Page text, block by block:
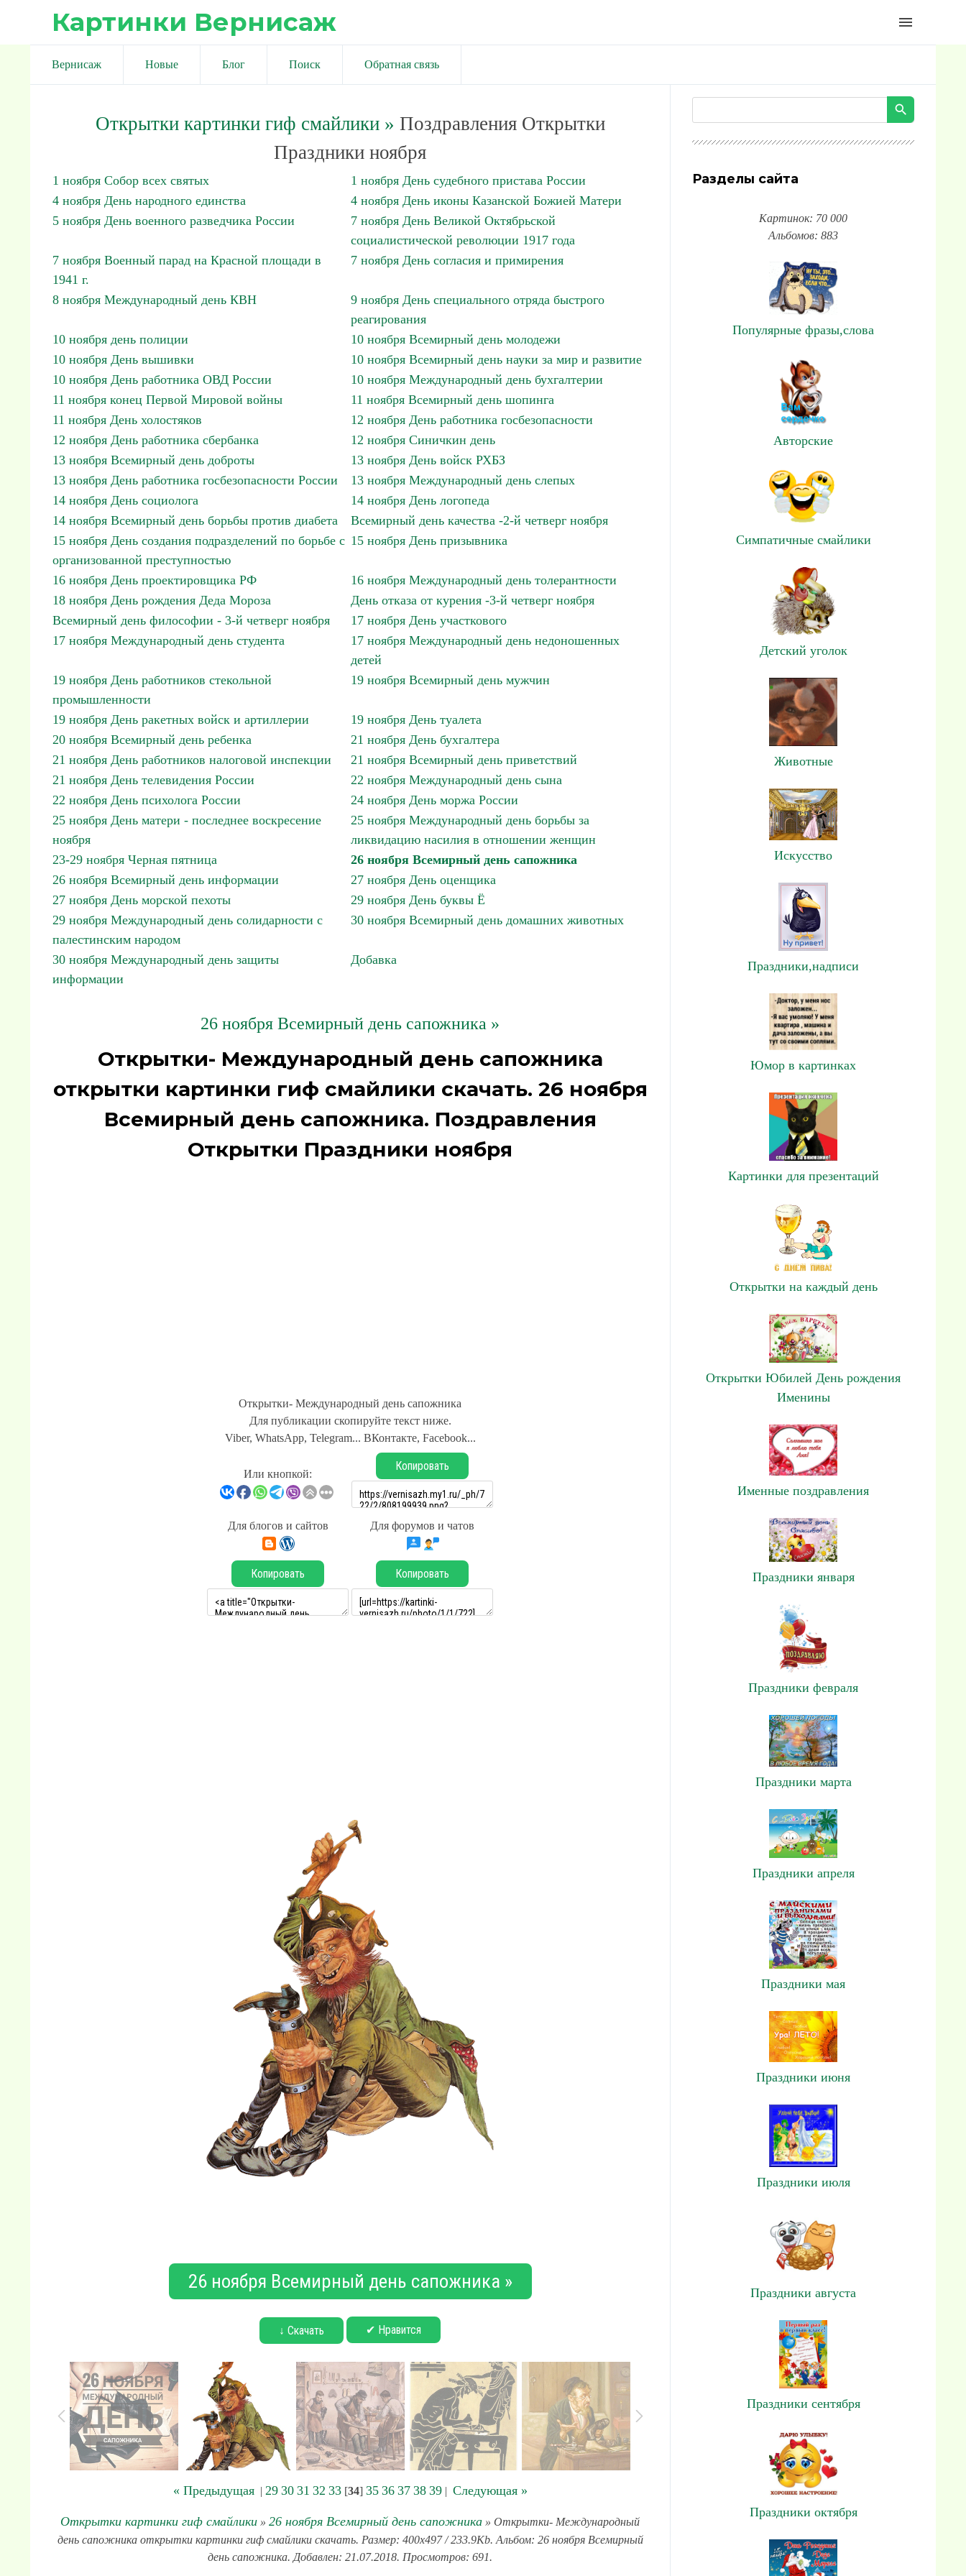
Картинки Вернисаж menu
Вернисаж Новые Блог Поиск Обратная связь
Открытки картинки гиф смайлики» Поздравления Открытки
Праздники ноября
1 ноября Собор всех святых
1 ноября День судебного пристава России
4 ноября День народного единства
4 ноября День иконы Казанской Божией Матери
5 ноября День военного разведчика России
7 ноября День Великой Октябрьской
социалистической революции 1917 года
7 ноября Военный парад на Красной площади в
1941 г.
7 ноября День согласия и примирения
8 ноября Международный день КВН
9 ноября День специального отряда быстрого
реагирования
10 ноября день полиции
10 ноября Всемирный день молодежи
10 ноября День вышивки
10 ноября Всемирный день науки за мир и развитие
10 ноября День работника ОВД России
10 ноября Международный день бухгалтерии
11 ноября конец Первой Мировой войны
11 ноября Всемирный день шопинга
11 ноября День холостяков
12 ноября День работника госбезопасности
12 ноября День работника сбербанка
12 ноября Синичкин день
13 ноября Всемирный день доброты
13 ноября День войск РХБЗ
13 ноября День работника госбезопасности России
13 ноября Международный день слепых
14 ноября День социолога
14 ноября День логопеда
14 ноября Всемирный день борьбы против диабета
Всемирный день качества -2-й четверг ноября
15 ноября День создания подразделений по борьбе с
организованной преступностью
15 ноября День призывника
16 ноября День проектировщика РФ
16 ноября Международный день толерантности
18 ноября День рождения Деда Мороза
День отказа от курения -3-й четверг ноября
Всемирный день философии - 3-й четверг ноября
17 ноября День участкового
17 ноября Международный день студента
17 ноября Международный день недоношенных
детей
19 ноября День работников стекольной
промышленности
19 ноября Всемирный день мужчин
19 ноября День ракетных войск и артиллерии
19 ноября День туалета
20 ноября Всемирный день ребенка
21 ноября День бухгалтера
21 ноября День работников налоговой инспекции
21 ноября Всемирный день приветствий
21 ноября День телевидения России
22 ноября Международный день сына
22 ноября День психолога России
24 ноября День моржа России
25 ноября День матери - последнее воскресение
ноября
25 ноября Международный день борьбы за
ликвидацию насилия в отношении женщин
23-29 ноября Черная пятница
26 ноября Всемирный день сапожника
26 ноября Всемирный день информации
27 ноября День оценщика
27 ноября День морской пехоты
29 ноября День буквы Ё
29 ноября Международный день солидарности с
палестинским народом
30 ноября Всемирный день домашних животных
30 ноября Международный день защиты
информации
Добавка
26 ноября Всемирный день сапожника »
Открытки- Международный день сапожника
открытки картинки гиф смайлики скачать. 26 ноября
Всемирный день сапожника. Поздравления
Открытки Праздники ноября
Открытки- Международный день сапожника
Для публикации скопируйте текст ниже.
Viber, WhatsApp, Telegram... ВКонтакте, Facebook...
Или кнопкой:
Копировать
Для блогов и сайтов Для форумов и чатов
Копировать Копировать
26 ноября Всемирный день сапожника »
↓ Скачать ✔ Нравится
« Предыдущая| 29 30 31 32 33[34] 35 36 37 38 39| Следующая »
Открытки картинки гиф смайлики » 26 ноября Всемирный день сапожника » Открытки- Международный
день сапожника открытки картинки гиф смайлики скачать. Размер: 400x497 / 233.9Kb. Альбом: 26 ноября Всемирный
день сапожника. Добавлен: 21.07.2018. Просмотров: 691.
Разделы сайта
Картинок: 70 000
Альбомов: 883
Популярные фразы,слова
Авторские
Симпатичные смайлики
Детский уголок
Животные
Искусство
Праздники,надписи
Юмор в картинках
Картинки для презентаций
Открытки на каждый день
Открытки Юбилей День рождения
Именины
Именные поздравления
Праздники января
Праздники февраля
Праздники марта
Праздники апреля
Праздники мая
Праздники июня
Праздники июля
Праздники августа
Праздники сентября
Праздники октября